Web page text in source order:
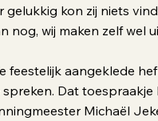
gelukkig kon zij niets
nog, wij maken zelf wel
feestelijk aangeklede
Dat
Michaël